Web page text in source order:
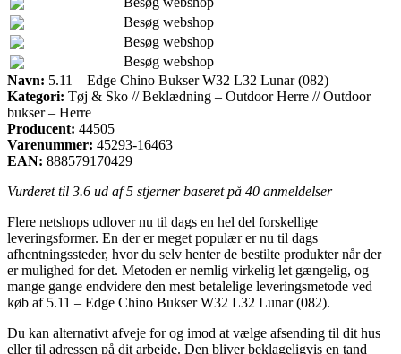
Besøg webshop
Besøg webshop
Besøg webshop
Navn: 5.11 – Edge Chino Bukser W32 L32 Lunar (082)
Kategori: Tøj & Sko // Beklædning – Outdoor Herre // Outdoor
bukser – Herre
Producent: 44505
Varenummer: 45293-16463
EAN: 888579170429
Vurderet til 3.6 ud af 5 stjerner baseret på 40 anmeldelser
Flere netshops udlover nu til dags en hel del forskellige
leveringsformer. En der er meget populær er nu til dags
afhentningssteder, hvor du selv henter de bestilte produkter når der
er mulighed for det. Metoden er nemlig virkelig let gængelig, og
mange gange endvidere den mest betalelige leveringsmetode ved
køb af 5.11 – Edge Chino Bukser W32 L32 Lunar (082).
Du kan alternativt afveje for og imod at vælge afsending til dit hus
eller til adressen på dit arbejde. Den bliver beklageligvis en tand